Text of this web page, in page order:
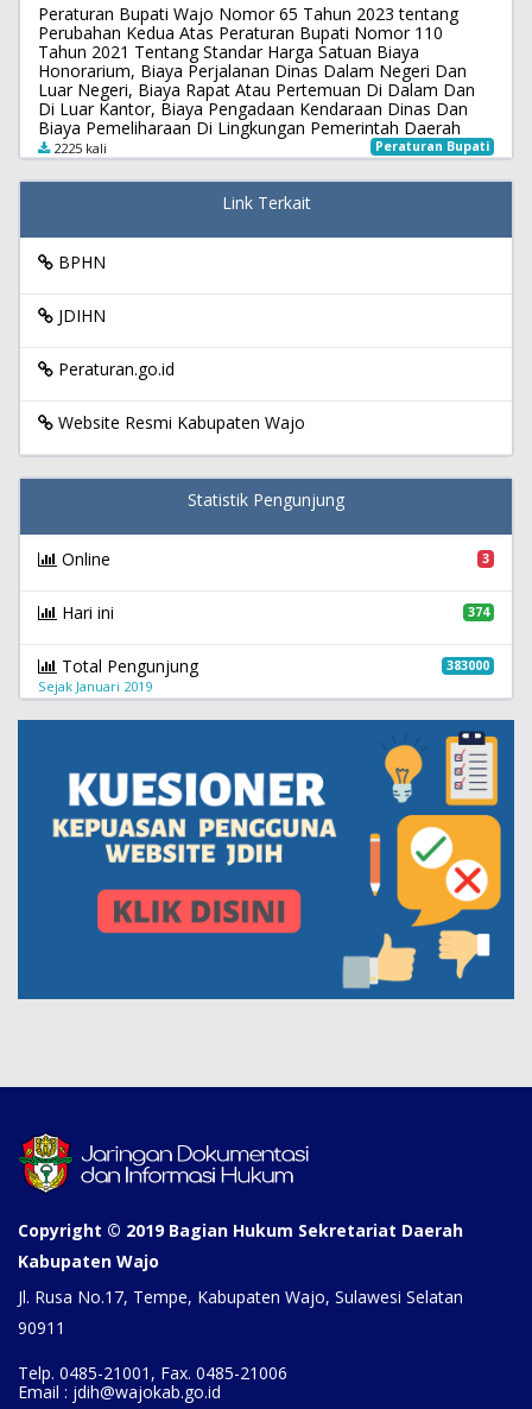
Peraturan Bupati Wajo Nomor 65 Tahun 2023 tentang
Perubahan Kedua Atas Peraturan Bupati Nomor 110
Tahun 2021 Tentang Standar Harga Satuan Biaya
Honorarium, Biaya Perjalanan Dinas Dalam Negeri Dan
Luar Negeri, Biaya Rapat Atau Pertemuan Di Dalam Dan
Di Luar Kantor, Biaya Pengadaan Kendaraan Dinas Dan
Biaya Pemeliharaan Di Lingkungan Pemerintah Daerah
Peraturan Bupati
2225 kali
Link Terkait
BPHN
JDIHN
Peraturan.go.id
Website Resmi Kabupaten Wajo
Statistik Pengunjung
Online 3
Hari ini 374
Total Pengunjung 383000
Sejak Januari 2019
Copyright © 2019 Bagian Hukum Sekretariat Daerah
Kabupaten Wajo
Jl. Rusa No.17, Tempe, Kabupaten Wajo, Sulawesi Selatan
90911
Telp. 0485-21001, Fax. 0485-21006
Email : jdih@wajokab.go.id